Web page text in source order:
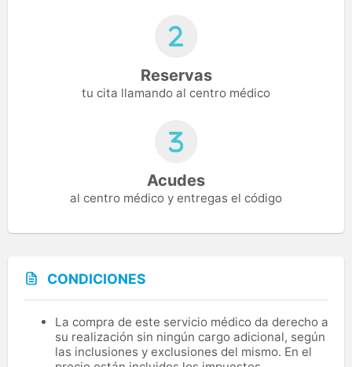
Reservas
tu cita llamando al centro médico
Acudes
al centro médico y entregas el código
CONDICIONES
La compra de este servicio médico da derecho a
su realización sin ningún cargo adicional, según
las inclusiones y exclusiones del mismo. En el